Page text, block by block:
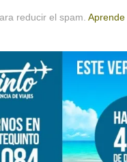
reducir el spam.